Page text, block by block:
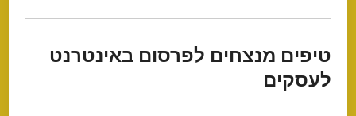
טיפים מנצחים לפרסום באינטרנט
לעסקים